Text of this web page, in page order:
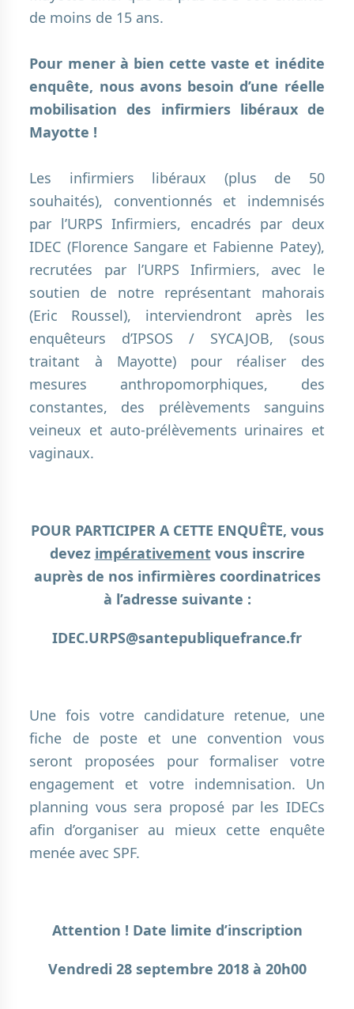
de moins de 15 ans.
Pour mener à bien cette vaste et inédite
enquête, nous avons besoin d’une réelle
mobilisation des infirmiers libéraux de
Mayotte !
Les infirmiers libéraux (plus de 50
souhaités), conventionnés et indemnisés
par l’URPS Infirmiers, encadrés par deux
IDEC (Florence Sangare et Fabienne Patey),
recrutées par l’URPS Infirmiers, avec le
soutien de notre représentant mahorais
(Eric Roussel), interviendront après les
enquêteurs d’IPSOS / SYCAJOB, (sous
traitant à Mayotte) pour réaliser des
mesures anthropomorphiques, des
constantes, des prélèvements sanguins
veineux et auto-prélèvements urinaires et
vaginaux.
POUR PARTICIPER A CETTE ENQUÊTE, vous
devez impérativementvous inscrire
auprès de nos infirmières coordinatrices
à l’adresse suivante :
IDEC.URPS@santepubliquefrance.fr
Une fois votre candidature retenue, une
fiche de poste et une convention vous
seront proposées pour formaliser votre
engagement et votre indemnisation. Un
planning vous sera proposé par les IDECs
afin d’organiser au mieux cette enquête
menée avec SPF.
Attention ! Date limite d’inscription
Vendredi 28 septembre 2018 à 20h00